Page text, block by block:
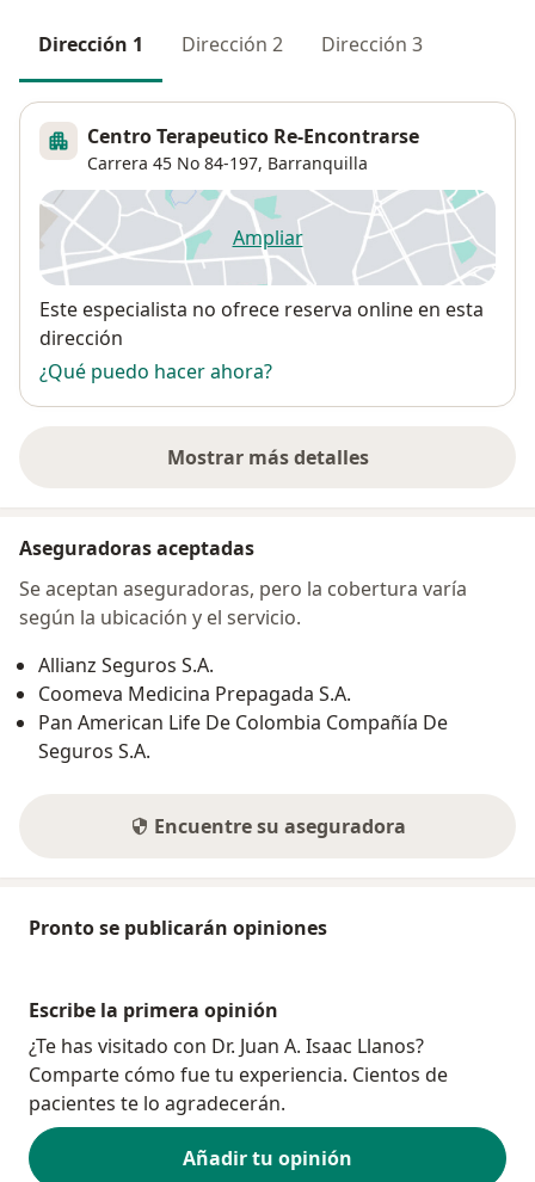
Dirección 1 Dirección 2 Dirección 3
Centro Terapeutico Re-Encontrarse
Carrera 45 No 84-197, Barranquilla
Ampliarse abre en una nueva
Disponibilidad
Este especialista no ofrece reserva online en esta
dirección
¿Qué puedo hacer ahora?
Mostrar más detalles
sobre la dirección
Aseguradoras aceptadas
Se aceptan aseguradoras, pero la cobertura varía
según la ubicación y el servicio.
Allianz Seguros S.A.
Coomeva Medicina Prepagada S.A.
Pan American Life De Colombia Compañía De
Seguros S.A.
Encuentre su aseguradora
Pronto se publicarán opiniones
Escribe la primera opinión
¿Te has visitado con Dr. Juan A. Isaac Llanos?
Comparte cómo fue tu experiencia. Cientos de
pacientes te lo agradecerán.
Añadir tu opinión